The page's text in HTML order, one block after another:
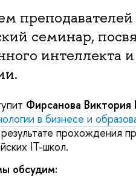
семинар,
Фирсанова Виктория
в бизнесе и
прохождения
IT-школ.
обсудим: